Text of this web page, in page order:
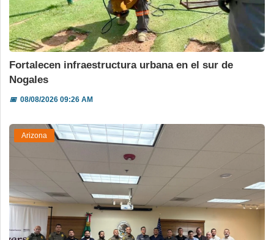
Fortalecen infraestructura urbana en el sur de
Nogales
📅08/08/2026 09:26 AM
Arizona